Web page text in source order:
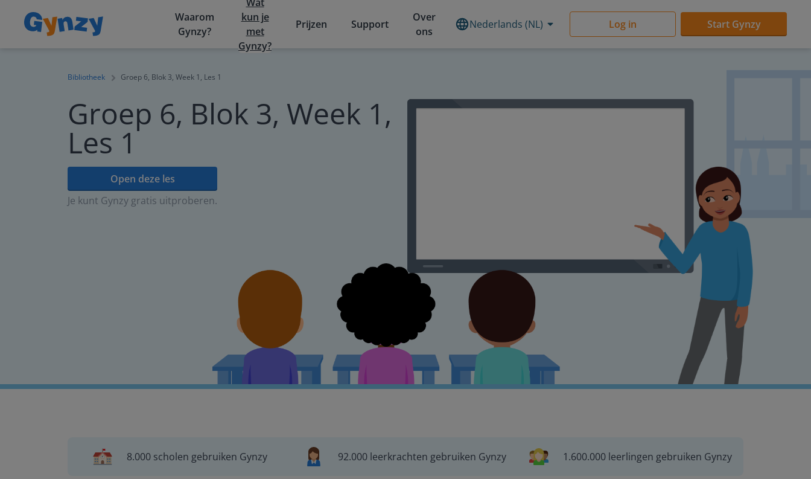
Waarom
Gynzy?
kun je
met
Gynzy?
Prijzen Support
Over
ons
Nederlands (NL) Log in Start Gynzy
Bibliotheek Groep 6, Blok 3, Week 1, Les 1
Groep 6, Blok 3, Week 1,
Les 1
Open deze les
Je kunt Gynzy gratis uitproberen.
8.000 scholen gebruiken Gynzy 92.000 leerkrachten gebruiken Gynzy 1.600.000 leerlingen gebruiken Gynzy